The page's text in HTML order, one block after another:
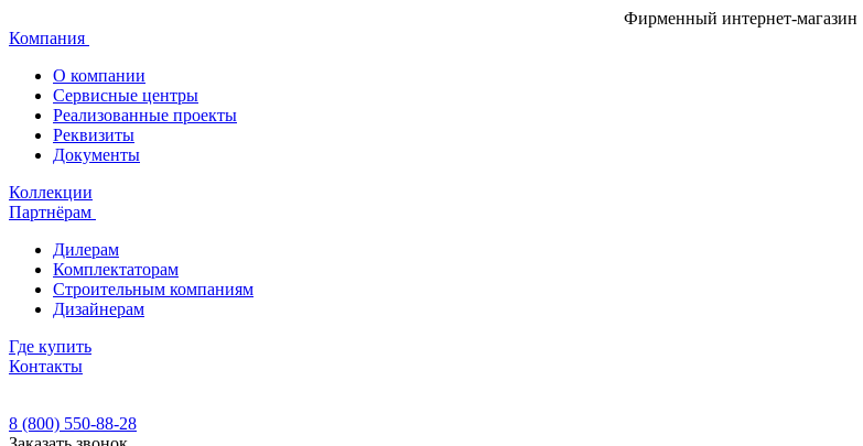
Фирменный интернет-магазин
Компания
О компании
Сервисные центры
Реализованные проекты
Реквизиты
Документы
Коллекции
Партнёрам
Дилерам
Комплектаторам
Строительным компаниям
Дизайнерам
Где купить
Контакты
8 (800) 550-88-28